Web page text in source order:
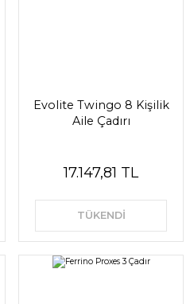
Evolite Twingo 8 Kişilik
Aile Çadırı
17.147,81 TL
TÜKENDİ